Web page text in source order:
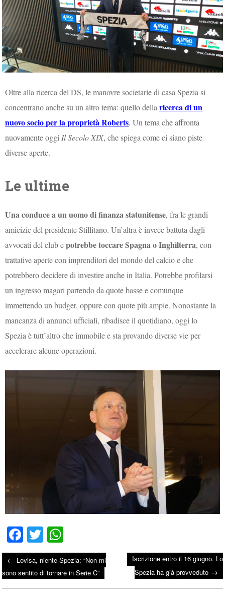
Oltre alla ricerca del DS, le manovre societarie di casa Spezia si
concentrano anche su un altro tema: quello dellaricerca di un
nuovo socio per la proprietà Roberts. Un tema che affronta
nuovamente oggi Il Secolo XIX, che spiega come ci siano piste
diverse aperte.
Le ultime
Una conduce a un uomo di finanza statunitense, fra le grandi
amicizie del presidente Stillitano. Un’altra è invece battuta dagli
avvocati del club epotrebbe toccare Spagna o Inghilterra, con
trattative aperte con imprenditori del mondo del calcio e che
potrebbero decidere di investire anche in Italia. Potrebbe profilarsi
un ingresso magari partendo da quote basse e comunque
immettendo un budget, oppure con quote più ampie. Nonostante la
mancanza di annunci ufficiali, ribadisce il quotidiano, oggi lo
Spezia è tutt’altro che immobile e sta provando diverse vie per
accelerare alcune operazioni.
Fa
ce
bo
ok
T
wi
tte
r
ha
ts
A
Post navigation
← Lovisa, niente Spezia: “Non mi
sono sentito di tornare in Serie C”
Iscrizione entro il 16 giugno. Lo
Spezia ha già provveduto →